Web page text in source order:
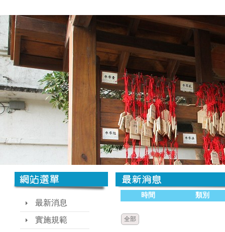
最新消息
實施規範
時間 類別
全部